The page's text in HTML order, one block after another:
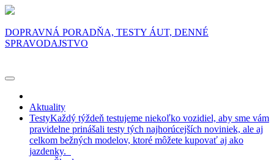
DOPRAVNÁ PORADŇA, TESTY ÁUT, DENNÉ
SPRAVODAJSTVO
Aktuality
TestyKaždý týždeň testujeme niekoľko vozidiel, aby sme vám
pravidelne prinášali testy tých najhorúcejších noviniek, ale aj
celkom bežných modelov, ktoré môžete kupovať aj ako
jazdenky.